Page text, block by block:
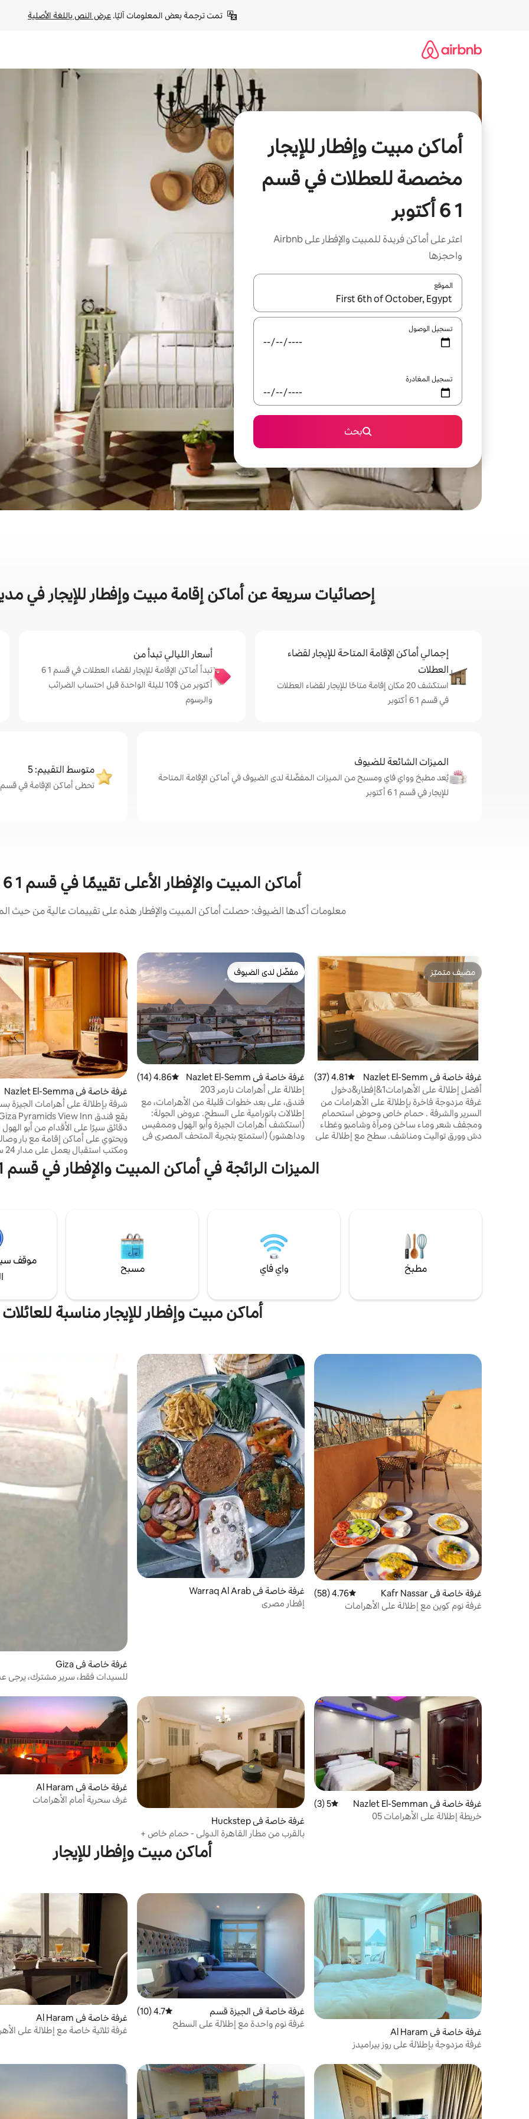
تمت ترجمة بعض المعلومات آليًا. عرض النص باللغة الأصلية
أماكن مبيت وإفطار للإيجار
مخصصة للعطلات في قسم
1 6 أكتوبر
اعثر على أماكن فريدة للمبيت والإفطار على Airbnb
واحجزها
الموقع
عند توفر النتائج، انتقل باستخدام السهمين لأعلى ولأسفل أو استكشف عن طريق اللمس أو السحب.
تسجيل الوصول
تسجيل المغادرة
بحث
إحصائيات سريعة عن أماكن إقامة مبيت وإفطار للإيجار في مدينة قسم
إجمالي أماكن الإقامة المتاحة للإيجار لقضاء
العطلات
استكشف 20 مكان إقامة متاحًا للإيجار لقضاء العطلات
في قسم 1 6 أكتوبر
أسعار الليالي تبدأ من
تبدأ أماكن الإقامة للإيجار لقضاء العطلات في قسم 1 6
أكتوبر من $‏10 لليلة الواحدة قبل احتساب الضرائب
والرسوم
الميزات الشائعة للضيوف
يُعد مطبخ وواي فاي ومسبح من الميزات المفضّلة لدى الضيوف في أماكن الإقامة المتاحة
للإيجار في قسم 1 6 أكتوبر
متوسط التقييم: 5
تحظى أماكن الإقامة في قسم 1 6 أكتوبر بتقييم عالٍ من الضيوف، بمتوسط 5 من 5.
أماكن المبيت والإفطار الأعلى تقييمًا في قسم 1 6 أكتوبر
معلومات أكدها الضيوف: حصلت أماكن المبيت والإفطار هذه على تقييمات عالية من حيث
مضيف متميّز
مضيف متميّز
غرفة خاصة في Nazlet El-Semm
an
متوسط التقييم 4.81 من 5، 37 مراجعات
4.81 (37)
أفضل إطلالة على الأهرامات1&إفطار&دخول
مجاني إلى السطح
غرفة مزدوجة فاخرة بإطلالة على الأهرامات من
السرير والشرفة . حمام خاص وحوض استحمام
ومجفف شعر وماء ساخن ومرآة وشامبو وغطاء
دش وورق تواليت ومناشف. سطح مع إطلالة على
مفضّل لدى الضيوف
مفضّل لدى الضيوف
غرفة خاصة في Nazlet El-Semm
an
متوسط التقييم 4.86 من 5، 14 مراجعات
4.86 (14)
إطلالة على أهرامات نارمر 203
فندق، على بعد خطوات قليلة من الأهرامات، مع
إطلالات بانورامية على السطح. عروض الجولة:
(استكشف أهرامات الجيزة وأبو الهول وممفيس
وداهشور) (استمتع بتجربة المتحف المصري في
(قم بزيارة الآثار الرومانية في الإسكندرية وسراديب
الموتى) (استمتع بمغامرة في وادي الملوك في
الأقصر ومعابد أسوان والبحر الأحمر والصحاري
غرفة خاصة في Nazlet El-Semma
n
شرفة بإطلالة على أهرامات الجيزة
أو سريرين
دقائق سيرًا على الأقدام من أبو الهول
ويحتوي على أماكن إقامة مع بار
الوحدات مكيفة الهواء وتتضمن
منطقة جلوس بها تلفزيون بشاشة
لاستخدامه. تعد الجيزة خيارًا رائعًا
المهتمين بالتاريخ.
الميزات الرائجة في أماكن المبيت والإفطار في قسم 1 6 أكتوبر
مطبخ واي فاي مسبح
موقف
أماكن مبيت وإفطار للإيجار مناسبة للعائلات
غرفة خاصة في Kafr Nassar متوسط التقييم 4.76 من 5، 58 مراجعات
4.76 (58)
غرفة نوم كوين مع إطلالة على الأهرامات
غرفة خاصة في Warraq Al Arab
إفطار مصري
غرفة خاصة في Giza
للسيدات فقط، سرير مشترك، يرجى
غرفة خاصة في Nazlet El-Semman متوسط التقييم 5 من 5، 3 مراجعات
5 (3)
خريطة إطلالة على الأهرامات 05
غرفة خاصة في Huckstep
بالقرب من مطار القاهرة الدولي - حمام خاص +
غرفة خاصة في Al Haram
غرف سحرية أمام الأهرامات
أماكن مبيت وإفطار للإيجار
غرفة خاصة في Al Haram
غرفة مزدوجة بإطلالة على روز بيراميدز
غرفة خاصة في الجيزة قسم متوسط التقييم 4.7 من 5، 10 مراجعات
4.7 (10)
غرفة نوم واحدة مع إطلالة على السطح
غرفة خاصة في Al Haram
غرفة ثلاثية خاصة مع إطلالة على